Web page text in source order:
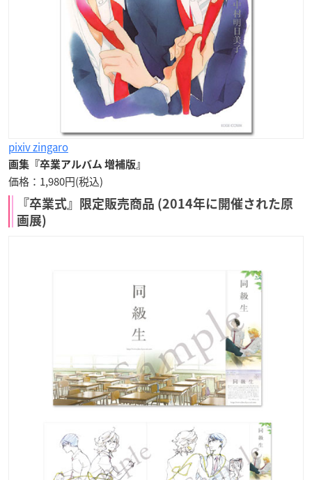
pixiv zingaro
画集『卒業アルバム 増補版』
価格：1,980円(税込)
『卒業式』限定販売商品 (2014年に開催された原
画展)